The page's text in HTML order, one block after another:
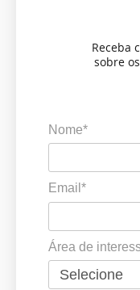
Receba
sobre
Nome*
Email*
Área de